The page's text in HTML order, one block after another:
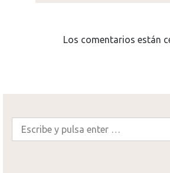
Los comentarios están
Buscar: